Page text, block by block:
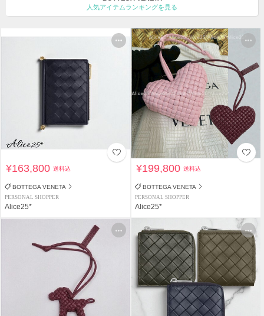
人気アイテムランキングを見る
¥163,800送料込
BOTTEGA VENETA
PERSONAL SHOPPER
Alice25*
¥199,800送料込
BOTTEGA VENETA
PERSONAL SHOPPER
Alice25*